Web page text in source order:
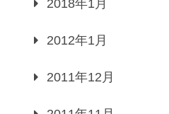
2018年1月
2012年1月
2011年12月